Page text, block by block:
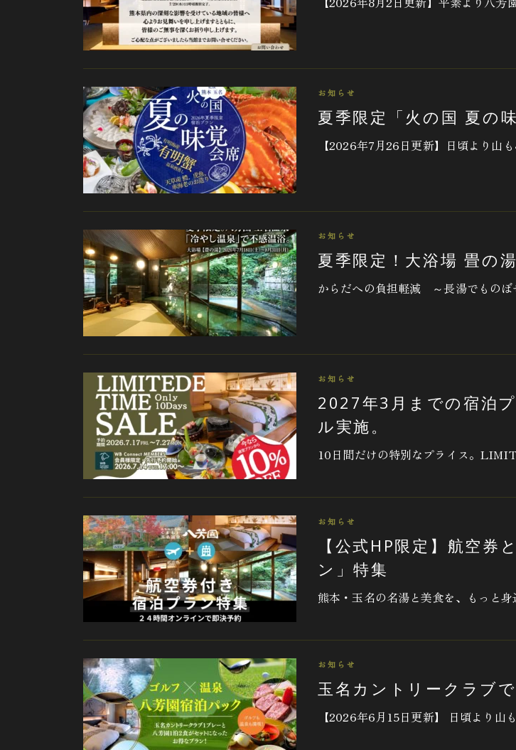
お知らせ
夏季限定「火の国 夏の
【2026年7月26日更新】日頃より山
お知らせ
夏季限定！大浴場 畳の
からだへの負担軽減 ～長湯でもの
お知らせ
2027年3月までの宿泊
ル実施。
10日間だけの特別なプライス。
お知らせ
【公式HP限定】航空券
ン」特集
熊本・玉名の名湯と美食を、もっと
お知らせ
玉名カントリークラブ
【2026年6月15日更新】 日頃より山